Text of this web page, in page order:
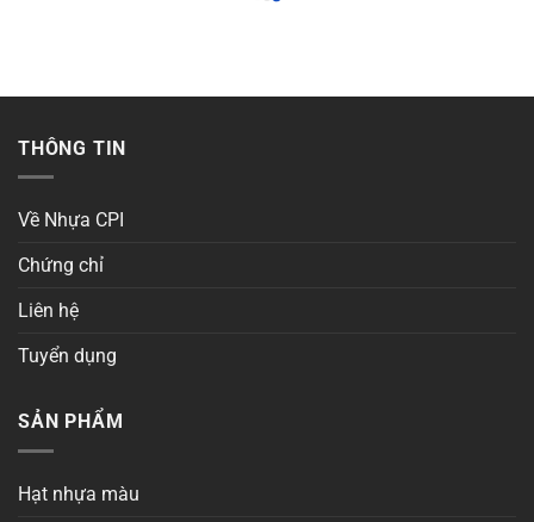
THÔNG TIN
Về Nhựa CPI
Chứng chỉ
Liên hệ
Tuyển dụng
SẢN PHẨM
Hạt nhựa màu